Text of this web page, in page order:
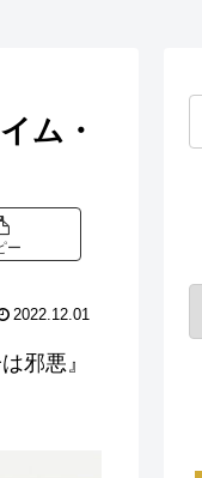
ム・
ー
2022.12.01
邪悪』